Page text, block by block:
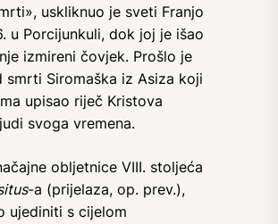
uskliknuo je sveti Franjo
u Porcijunkuli, dok joj je išao
izmireni čovjek. Prošlo je
smrti Siromaška iz Asiza koji
upisao riječ Kristova
svoga vremena.
obljetnice VIII. stoljeća
-a (prijelaza, op. prev.),
ujediniti s cijelom